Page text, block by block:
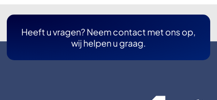
Heeft u vragen? Neem contact met ons op,
wij helpen u graag.